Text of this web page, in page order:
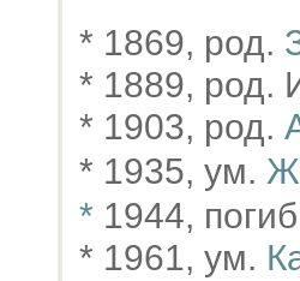
* 1869, род.
* 1889, род.
* 1903, род.
* 1935, ум.
* 1944,
* 1961, ум.